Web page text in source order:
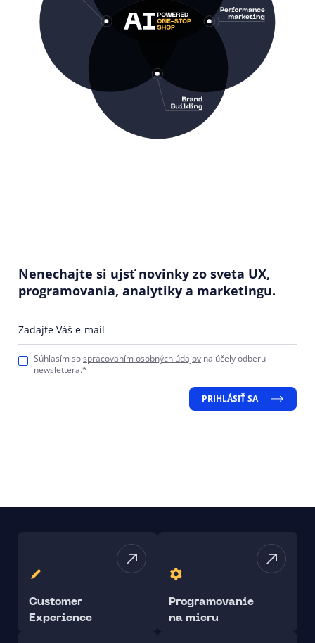
Nenechajte si ujsť novinky zo sveta UX,
programovania, analytiky a marketingu.
Zadajte Váš e-mail
Súhlasím sospracovaním osobných údajov na účely odberu
newslettera.*
PRIHLÁSIŤ SA
Customer
Experience
Programovanie
na mieru